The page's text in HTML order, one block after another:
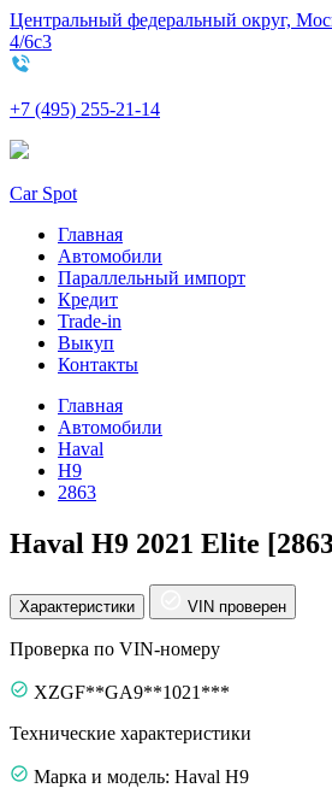
Центральный федеральный округ,
4/6с3
+7 (495) 255-21-14
Car Spot
Главная
Автомобили
Параллельный импорт
Кредит
Trade-in
Выкуп
Контакты
Главная
Автомобили
Haval
H9
2863
Haval H9 2021 Elite
Характеристики VIN проверен
Проверка по VIN-номеру
XZGF**GA9**1021***
Технические характеристики
Марка и модель: Haval H9